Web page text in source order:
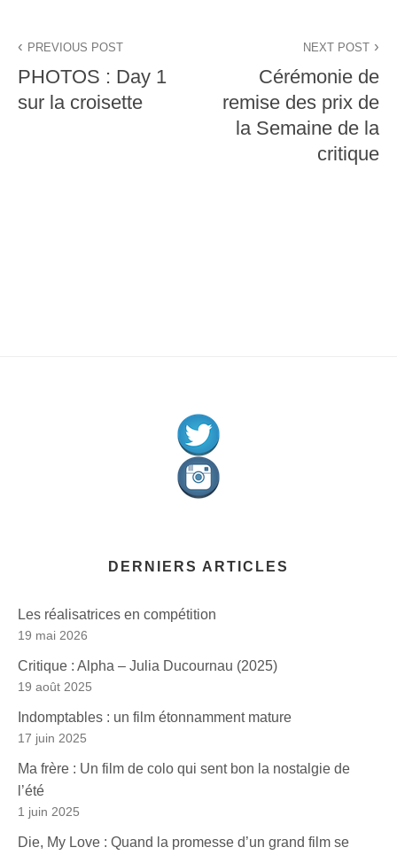
de
l’article
PREVIOUS POST
PHOTOS : Day 1
sur la croisette
NEXT POST
Cérémonie de
remise des prix de
la Semaine de la
critique
DERNIERS ARTICLES
Les réalisatrices en compétition
19 mai 2026
Critique : Alpha – Julia Ducournau (2025)
19 août 2025
Indomptables : un film étonnamment mature
17 juin 2025
Ma frère : Un film de colo qui sent bon la nostalgie de
l’été
1 juin 2025
Die, My Love : Quand la promesse d’un grand film se